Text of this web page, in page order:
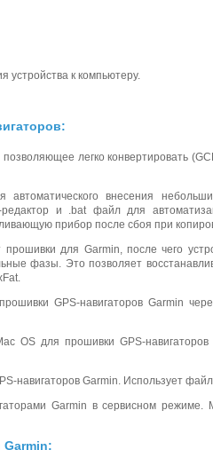
устройства к компьютеру.
легко конвертировать
автоматического внесения
и .bat файл для
прибор после сбоя при
прошивки для Garmin, после чего
фазы. Это позволяет
GPS-навигаторов Garmin
OS для прошивки GPS-
навигаторов Garmin. Использует
Garmin в сервисном режиме.